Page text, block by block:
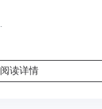
阅读详情